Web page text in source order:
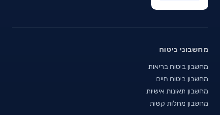
מחשבוני ביטוח
מחשבון ביטוח בריאות
מחשבון ביטוח חיים
מחשבון תאונות אישיות
מחשבון מחלות קשות